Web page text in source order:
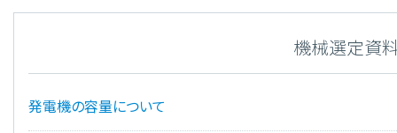
機械選定資
発電機の容量について